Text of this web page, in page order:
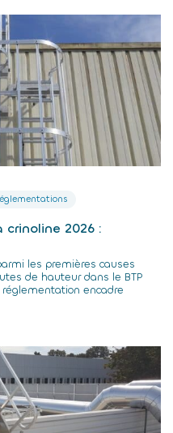
2026 :
les premières causes
de hauteur dans le BTP
réglementation encadre